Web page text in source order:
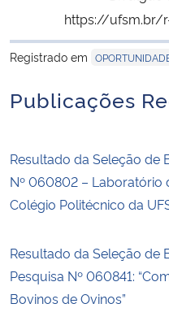
Gabinete de Segurança Institucional
Advocacia-Geral da União
Banco Central do Brasil
https://ufsm.br/
Registrado em
Publicações
Resultado da Seleção de
Nº 060802 – Laboratório
Colégio Politécnico da
Resultado da Seleção de
Pesquisa Nº 060841:
Bovinos de Ovinos”